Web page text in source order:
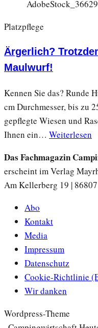
Platzpflege
Ärgerlich?
Maulwurf!
Kennen Sie das? Runde
cm Durchmesser, bis zu
gepflegte Wiesen und
Ihnen ein… Weiterlesen
Das Fachmagazin
erscheint im Verlag
Am Kellerberg 19 |
Abo
Kontakt
Media
Impressum
Datenschutz
Cookie-Richtlinie
Wir danken
Wordpress-Theme